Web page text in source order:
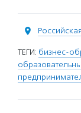
ТЕГИ: бизнес-